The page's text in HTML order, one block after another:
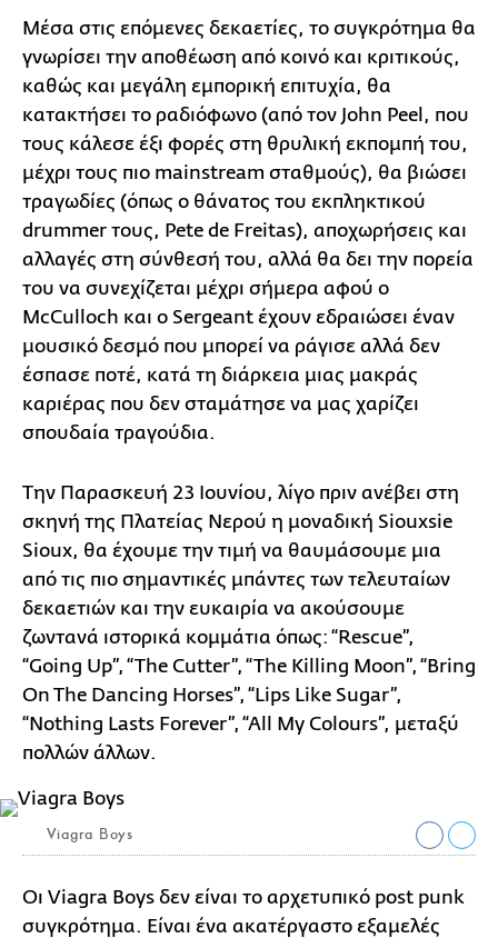
Μέσα στις επόμενες δεκαετίες, το συγκρότημα θα
γνωρίσει την αποθέωση από κοινό και κριτικούς,
καθώς και μεγάλη εμπορική επιτυχία, θα
κατακτήσει το ραδιόφωνο (από τον John Peel, που
τους κάλεσε έξι φορές στη θρυλική εκπομπή του,
μέχρι τους πιο mainstream σταθμούς), θα βιώσει
τραγωδίες (όπως ο θάνατος του εκπληκτικού
drummer τους, Pete de Freitas), αποχωρήσεις και
αλλαγές στη σύνθεσή του, αλλά θα δει την πορεία
του να συνεχίζεται μέχρι σήμερα αφού ο
McCulloch και ο Sergeant έχουν εδραιώσει έναν
μουσικό δεσμό που μπορεί να ράγισε αλλά δεν
έσπασε ποτέ, κατά τη διάρκεια μιας μακράς
καριέρας που δεν σταμάτησε να μας χαρίζει
σπουδαία τραγούδια.
Την Παρασκευή 23 Ιουνίου, λίγο πριν ανέβει στη
σκηνή της Πλατείας Νερού η μοναδική Siouxsie
Sioux, θα έχουμε την τιμή να θαυμάσουμε μια
από τις πιο σημαντικές μπάντες των τελευταίων
δεκαετιών και την ευκαιρία να ακούσουμε
ζωντανά ιστορικά κομμάτια όπως: “Rescue”,
“Going Up”, “The Cutter”, “The Killing Moon”, “Bring
On The Dancing Horses”, “Lips Like Sugar”,
“Nothing Lasts Forever”, “All My Colours”, μεταξύ
πολλών άλλων.
Viagra Boys
Οι Viagra Boys δεν είναι το αρχετυπικό post punk
συγκρότημα. Είναι ένα ακατέργαστο εξαμελές